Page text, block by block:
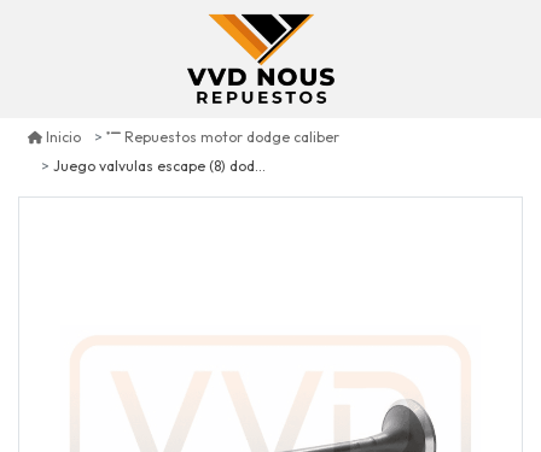
Inicio
Repuestos motor dodge caliber
Juego valvulas escape (8) dodge caliber 2.0 cc 2007/2012